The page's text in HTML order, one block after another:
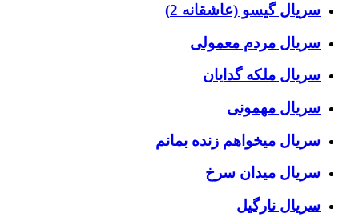
سریال گیسو (عاشقانه 2)
سریال مردم معمولی
سریال ملکه گدایان
سریال مهمونی
سریال میخواهم زنده بمانم
سریال میدان سرخ
سریال نارگیل